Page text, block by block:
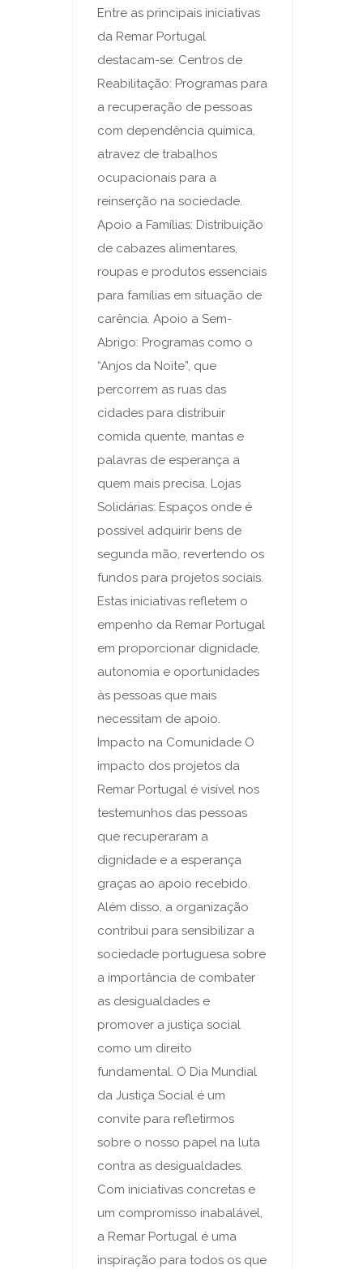
Entre as principais iniciativas
da Remar Portugal
destacam-se: Centros de
Reabilitação: Programas para
a recuperação de pessoas
com dependência química,
atravez de trabalhos
ocupacionais para a
reinserção na sociedade.
Apoio a Famílias: Distribuição
de cabazes alimentares,
roupas e produtos essenciais
para famílias em situação de
carência. Apoio a Sem-
Abrigo: Programas como o
“Anjos da Noite”, que
percorrem as ruas das
cidades para distribuir
comida quente, mantas e
palavras de esperança a
quem mais precisa. Lojas
Solidárias: Espaços onde é
possível adquirir bens de
segunda mão, revertendo os
fundos para projetos sociais.
Estas iniciativas refletem o
empenho da Remar Portugal
em proporcionar dignidade,
autonomia e oportunidades
às pessoas que mais
necessitam de apoio.
Impacto na Comunidade O
impacto dos projetos da
Remar Portugal é visível nos
testemunhos das pessoas
que recuperaram a
dignidade e a esperança
graças ao apoio recebido.
Além disso, a organização
contribui para sensibilizar a
sociedade portuguesa sobre
a importância de combater
as desigualdades e
promover a justiça social
como um direito
fundamental. O Dia Mundial
da Justiça Social é um
convite para refletirmos
sobre o nosso papel na luta
contra as desigualdades.
Com iniciativas concretas e
um compromisso inabalável,
a Remar Portugal é uma
inspiração para todos os que